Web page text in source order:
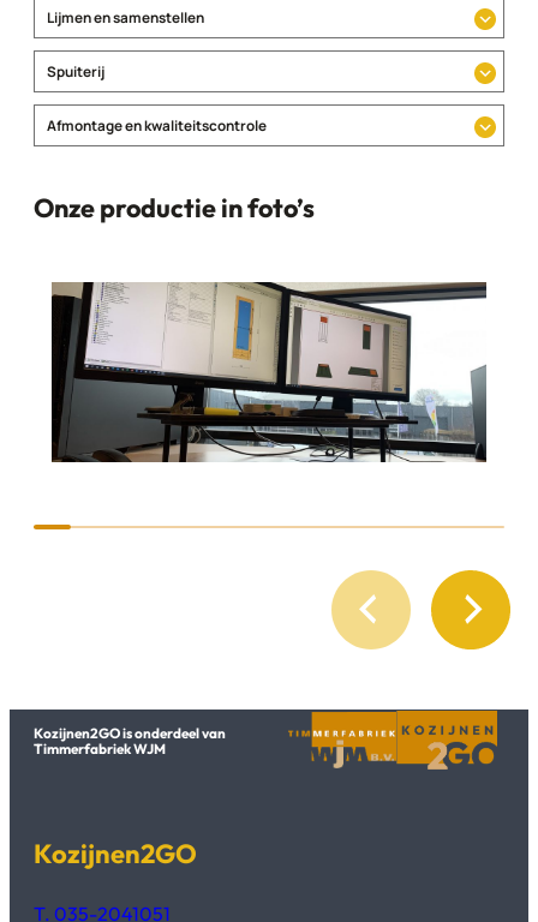
Lijmen en samenstellen
Spuiterij
Afmontage en kwaliteitscontrole
Onze productie in foto’s
Kozijnen2GO is onderdeel van
Timmerfabriek WJM
Kozijnen2GO
T. 035-2041051